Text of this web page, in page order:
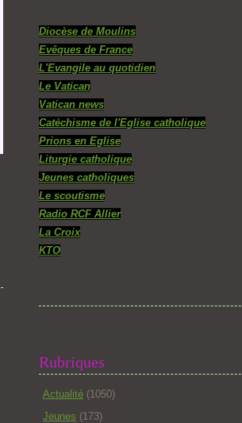
Diocèse de Moulins
Evêques de France
L'Evangile au quotidien
Le Vatican
Vatican news
Catéchisme de l'Eglise catholique
Prions en Eglise
Liturgie catholique
Jeunes catholiques
Le scoutisme
Radio RCF Allier
La Croix
KTO
Rubriques
Actualité (1050)
Jeunes (173)